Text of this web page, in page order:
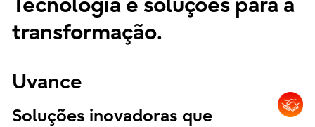
Tecnologia e soluções para a
transformação.
Uvance
Soluções inovadoras que